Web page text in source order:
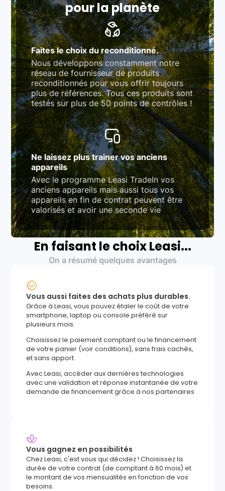
pour la planète
Faites le choix du reconditionné.
Nous développons constamment notre
réseau de fournisseur de produits
reconditionnés pour vous offrir toujours
plus de références. Tous ces produits sont
testés sur plus de 50 points de contrôles !
Ne laissez plus trainer vos anciens
appareils
Avec le programme Leasi TradeIn vos
anciens appareils mais aussi tous vos
appareils en fin de contrat peuvent être
valorisés et avoir une seconde vie
En faisant le choix Leasi...
On a résumé quelques avantages
Vous aussi faites des achats plus durables.
Grâce à Leasi, vous pouvez étaler le coût de votre
smartphone, laptop ou console préféré sur
plusieurs mois.
Choisissez le paiement comptant ou le financement
de votre panier (voir conditions), sans frais cachés,
et sans apport.
Avec Leasi, accéder aux dernières technologies
avec une validation et réponse instantanée de votre
demande de financement grâce à nos partenaires
Vous gagnez en possibilités
Chez Leasi, c'est vous qui décidez ! Choisissez la
durée de votre contrat (de comptant à 60 mois) et
le montant de vos mensualités en fonction de vos
besoins.